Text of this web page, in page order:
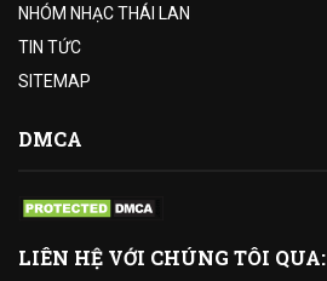
NHÓM NHẠC THÁI LAN
TIN TỨC
SITEMAP
DMCA
LIÊN HỆ VỚI CHÚNG TÔI QUA: